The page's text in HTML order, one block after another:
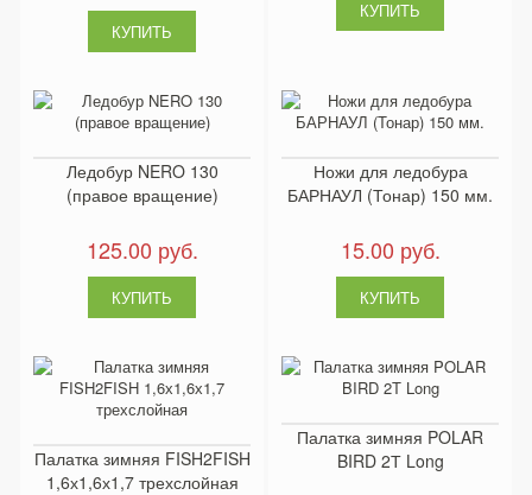
Ледобур NERO 130
(правое вращение)
125.00 руб.
Ножи для ледобура
БАРНАУЛ (Тонар) 150 мм.
15.00 руб.
Палатка зимняя FISH2FISH
1,6х1,6х1,7 трехслойная
Палатка зимняя POLAR
BIRD 2Т Long